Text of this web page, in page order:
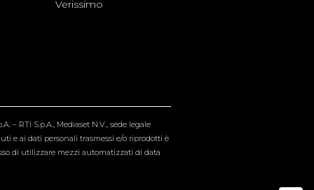
Verissimo
– RTI S.p.A., Mediaset N.V., sede legale
e ai dati personali trasmessi e/o riprodotti è
di utilizzare mezzi automatizzati di data